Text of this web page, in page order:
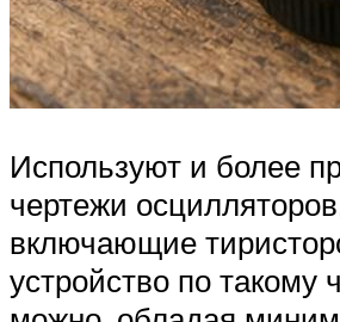
Используют и более
чертежи
включающие
устройство по такому